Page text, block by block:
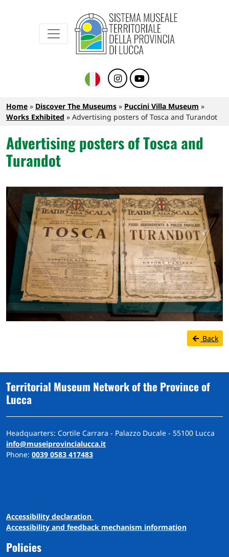
Sistema Museale Territoriale della
Breadcrumb
Home Discover The Museums
Puccini Villa Museum
Works Exhibited
Advertising posters of Tosca and Turandot
Advertising posters of Tosca and
Turandot
Back
Territorial Museum Network of the Province of
Lucca
Headquarters: Cortile Carrara - Palazzo Ducale - 55100 Lucca
info@museiprovincialucca.it
Phone: 0039 0583 417483
Accessibility declaration
Accessibility and feedback mechanism information
Policies